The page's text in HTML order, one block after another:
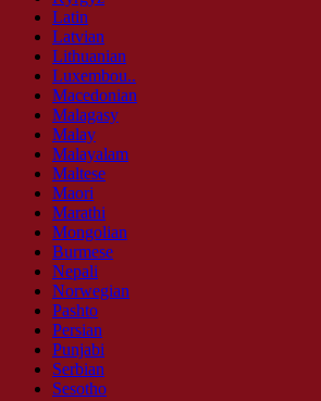
Latin
Latvian
Lithuanian
Luxembou..
Macedonian
Malagasy
Malay
Malayalam
Maltese
Maori
Marathi
Mongolian
Burmese
Nepali
Norwegian
Pashto
Persian
Punjabi
Serbian
Sesotho